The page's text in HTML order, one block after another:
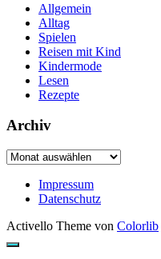
Allgemein
Alltag
Spielen
Reisen mit Kind
Kindermode
Lesen
Rezepte
Archiv
Archiv
Impressum
Datenschutz
Activello Theme von Colorlib